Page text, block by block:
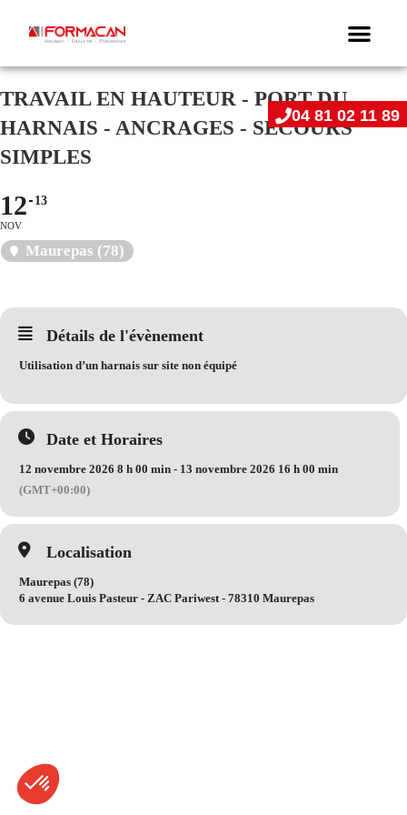
04 81 02 11 89
TRAVAIL EN HAUTEUR - PORT DU
HARNAIS - ANCRAGES - SECOURS
SIMPLES
12
NOV
13
Maurepas (78)
Détails de l'évènement
Utilisation d’un harnais sur site non équipé
Date et Horaires
12 novembre 2026 8 h 00 min - 13 novembre 2026 16 h 00 min
(GMT+00:00)
Localisation
Maurepas (78)
6 avenue Louis Pasteur - ZAC Pariwest - 78310 Maurepas